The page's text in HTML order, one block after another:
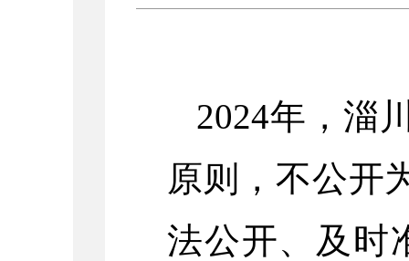
2024年，淄
原则，不公开
法公开、及时